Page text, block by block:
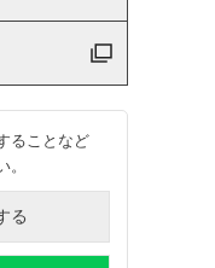
ることなど
る